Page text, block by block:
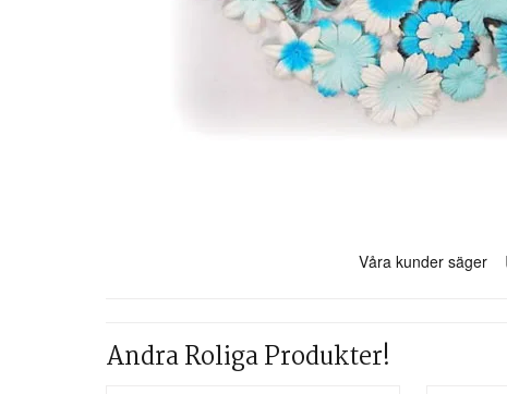
Andra Roliga Produkter!